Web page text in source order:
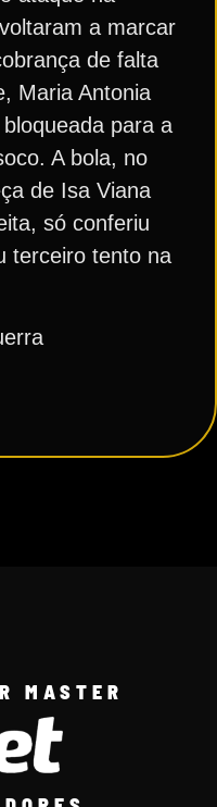
a marcar
de falta
Maria Antonia
para a
A bola, no
de Isa Viana
só conferiu
terceiro tento na
MASTER